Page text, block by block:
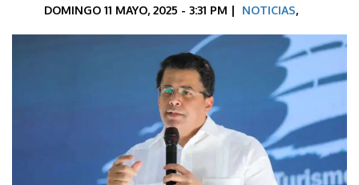
DOMINGO 11 MAYO, 2025 - 3:31 PM | NOTICIAS,